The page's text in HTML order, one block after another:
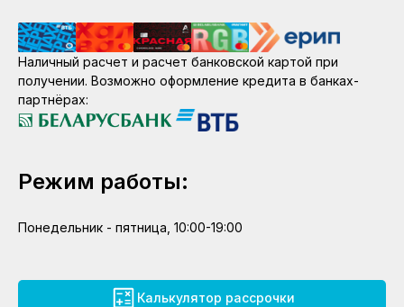
Наличный расчет и расчет банковской картой при
получении. Возможно оформление кредита в банках-
партнёрах:
Режим работы:
Понедельник - пятница, 10:00-19:00
Калькулятор рассрочки